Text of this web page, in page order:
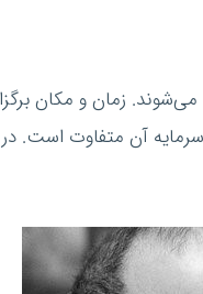
می‌شوند. زمان و مکان
سرمایه آن متفاوت